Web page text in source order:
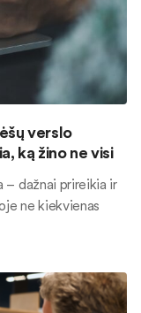
verslo
ką žino ne visi
– dažnai prireikia ir
ne kiekvienas